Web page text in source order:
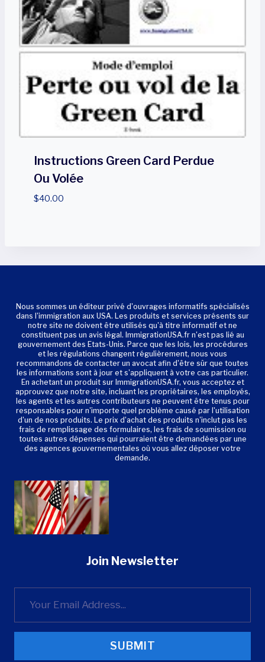
Instructions Green Card Perdue
Ou Volée
$40.00
Nous sommes un éditeur privé d'ouvrages informatifs spécialisés
dans l'immigration aux USA. Les produits et services présents sur
notre site ne doivent être utilisés qu'à titre informatif et ne
constituent pas un avis légal. ImmigrationUSA.fr n'est pas lié au
gouvernement des Etats-Unis. Parce que les lois, les procédures
et les régulations changent régulièrement, nous vous
recommandons de contacter un avocat afin d'être sûr que toutes
les informations sont à jour et s'appliquent à votre cas particulier.
En achetant un produit sur ImmigrationUSA.fr, vous acceptez et
approuvez que notre site, incluant les propriétaires, les employés,
les agents et les autres contributeurs ne peuvent être tenus pour
responsables pour n'importe quel problème causé par l'utilisation
d'un de nos produits. Le prix d'achat des produits n'inclut pas les
frais de remplissage des formulaires, les frais de soumission ou
toutes autres dépenses qui pourraient être demandées par une
des agences gouvernementales où vous allez déposer votre
demande.
Join Newsletter
SUBMIT